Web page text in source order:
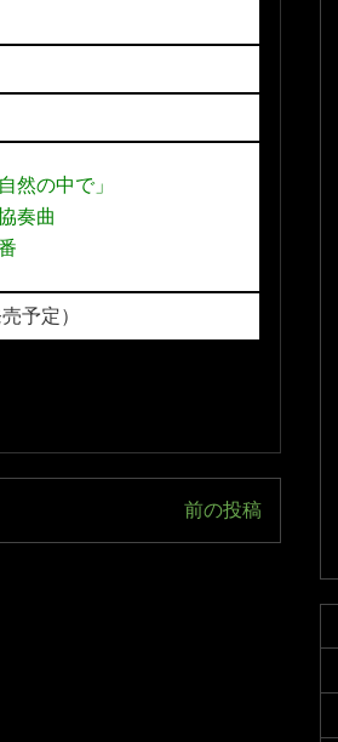
然の中で」
奏曲
予定）
前の投稿